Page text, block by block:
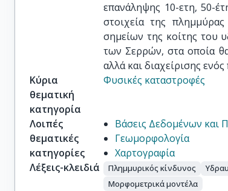
επανάληψης 10-ετη, 50-
στοιχεία της
σημείων της κοίτης του
των Σερρών, στα οποία
αλλά και διαχείρισης
Κύρια
θεματική
κατηγορία
Φυσικές καταστροφές
Λοιπές
θεματικές
κατηγορίες
Βάσεις Δεδομένων και
Γεωμορφολογία
Χαρτογραφία
Λέξεις-κλειδιά
Πλημμυρικός κίνδυνος
Μορφομετρικά μοντέλα